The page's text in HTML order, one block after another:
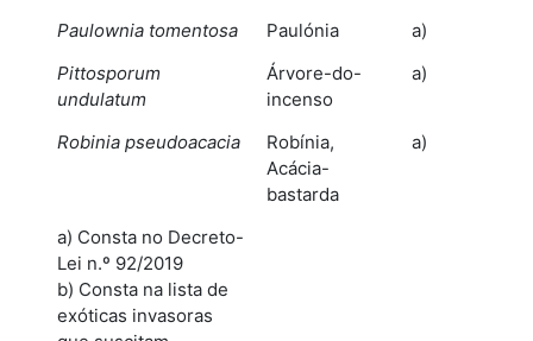
Paulownia tomentosa Paulónia
a)
Pittosporum
undulatum
Árvore-do-
incenso
a)
Robinia pseudoacacia
Robínia,
Acácia-
bastarda
a)
a) Consta no Decreto-
Lei n.º 92/2019
b) Consta na lista de
exóticas invasoras